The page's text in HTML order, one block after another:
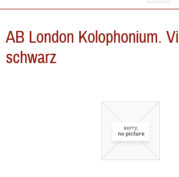
AB London Kolophonium.
schwarz